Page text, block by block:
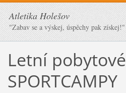
Atletika Holešov
"Zabav se a výskej, úspěchy pak získej!"
Letní pobytové
SPORTCAMPY